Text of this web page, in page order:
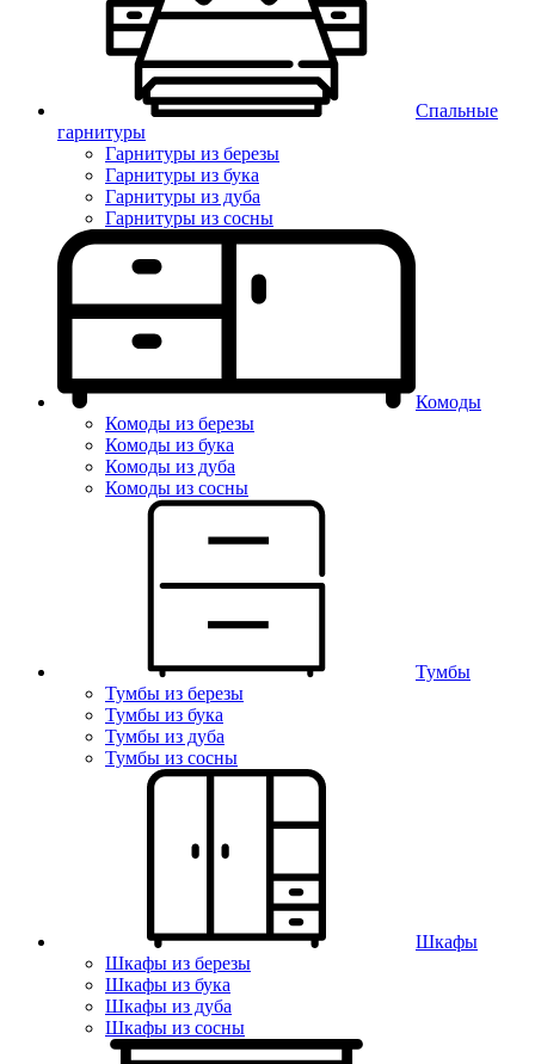
Спальные
гарнитуры
Гарнитуры из березы
Гарнитуры из бука
Гарнитуры из дуба
Гарнитуры из сосны
Комоды
Комоды из березы
Комоды из бука
Комоды из дуба
Комоды из сосны
Тумбы
Тумбы из березы
Тумбы из бука
Тумбы из дуба
Тумбы из сосны
Шкафы
Шкафы из березы
Шкафы из бука
Шкафы из дуба
Шкафы из сосны